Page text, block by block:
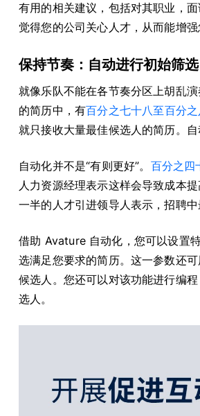
有用的相关建议，包括对其职业，
觉得您的公司关心人才，从而能增强
保持节奏：自动进行初始筛选
就像乐队不能在各节奏分区上胡乱
的简历中，有百分之七十八至百分之
就只接收大量最佳候选人的简历。自
自动化并不是“有则更好”。 百分之四
人力资源经理表示这样会导致成本
一半的人才引进领导人表示，招聘
借助 Avature 自动化，您可以设置
选满足您要求的简历。这一参数还
候选人。您还可以对该功能进行编
选人。